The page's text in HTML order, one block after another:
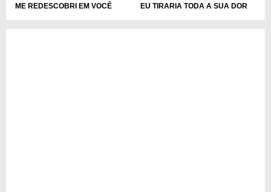
ME REDESCOBRI EM VOCÊ EU TIRARIA TODA A SUA DOR